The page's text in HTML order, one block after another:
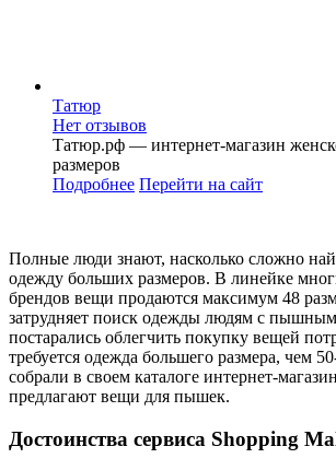
Татюр
Нет отзывов
Татюр.рф — интернет-магазин
размеров
Подробнее Перейти на сайт
Полные люди знают, насколько сложно
одежду больших размеров. В линейке
брендов вещи продаются максимум 48
затрудняет поиск одежды людям с
постарались облегчить покупку вещей
требуется одежда большего размера, чем
собрали в своем каталоге интернет-
предлагают вещи для пышек.
Достоинства сервиса Shopping